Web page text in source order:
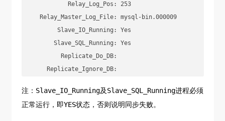
注：Slave_IO_Running及Slave_SQL_Running进程必须
正常运行，即YES状态，否则说明同步失败。